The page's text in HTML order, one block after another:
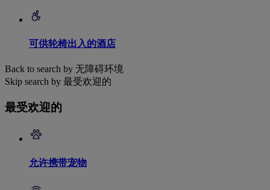
可供轮椅出入的酒店
Back to search by 无障碍环境
Skip search by 最受欢迎的
最受欢迎的
允许携带宠物